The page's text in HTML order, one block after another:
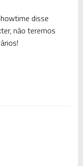
disse
não teremos